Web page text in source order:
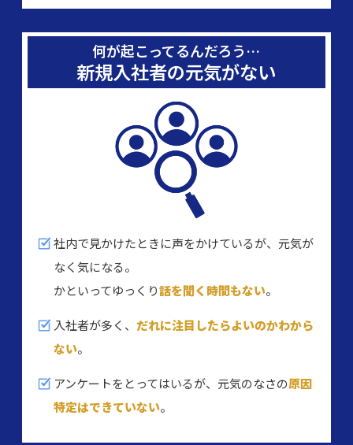
何が起こってるんだろう…
新規入社者の元気がない
社内で見かけたときに声をかけているが、元気が
なく気になる。
かといってゆっくり話を聞く時間もない。
入社者が多く、 だれに注目したらよいのかわから
ない。
アンケートをとってはいるが、元気のなさの原因
特定はできていない。